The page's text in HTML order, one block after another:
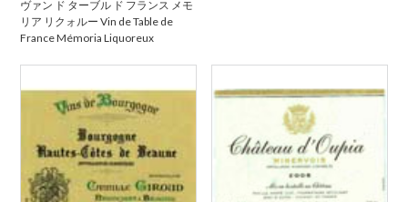
ヴァン ド ターブル ド フランス メモ
リア リクォルー Vin de Table de
France Mémoria Liquoreux